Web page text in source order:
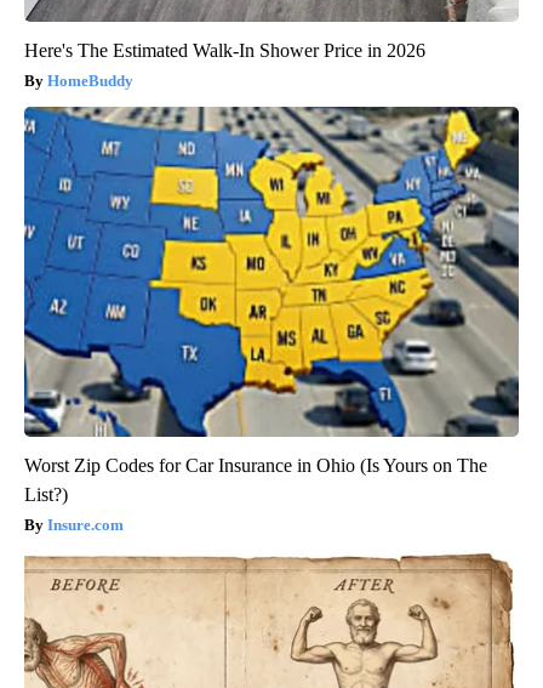
Here's The Estimated Walk-In Shower Price in 2026
HomeBuddy
Worst Zip Codes for Car Insurance in Ohio (Is Yours on The
List?)
Insure.com